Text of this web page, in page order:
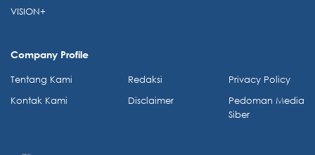
VISION+
Company Profile
Tentang Kami
Kontak Kami
Redaksi
Disclaimer
Privacy Policy
Pedoman Media
Siber